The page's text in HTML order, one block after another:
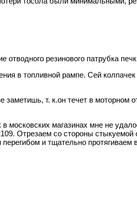
резинового патрубка
в топливной рампе. Сей
т. к.он течет в
магазинах мне не
Отрезаем со стороны стыкуемой
и тщательно